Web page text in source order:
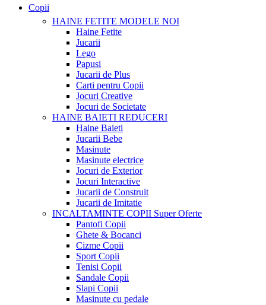
Copii
HAINE FETITE MODELE NOI
Haine Fetite
Jucarii
Lego
Papusi
Jucarii de Plus
Carti pentru Copii
Jocuri Creative
Jocuri de Societate
HAINE BAIETI REDUCERI
Haine Baieti
Jucarii Bebe
Masinute
Masinute electrice
Jocuri de Exterior
Jocuri Interactive
Jucarii de Construit
Jucarii de Imitatie
INCALTAMINTE COPII Super Oferte
Pantofi Copii
Ghete & Bocanci
Cizme Copii
Sport Copii
Tenisi Copii
Sandale Copii
Slapi Copii
Masinute cu pedale